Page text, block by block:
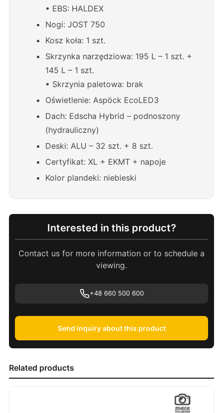
• EBS: HALDEX
Nogi: JOST 750
Kosz koła: 1 szt.
Skrzynka narzędziowa: 195 L – 1 szt. +
145 L – 1 szt.
• Skrzynia paletowa: brak
Oświetlenie: Aspöck EcoLED3
Dach: Edscha Hybrid – podnoszony
(hydrauliczny)
Deski: ALU – 32 szt. + 8 szt.
Certyfikat: XL + EKMT + napoje
Kolor plandeki: niebieski
Interested in this product?
Contact us for more information or to schedule a
viewing.
+48 660 500 600
Send inquiry about this product
Related products